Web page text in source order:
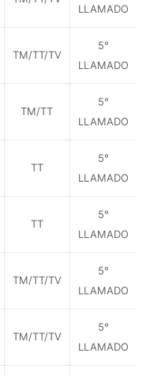
LLAMADO
TM/TT/TV
5°
LLAMADO
TM/TT
5°
LLAMADO
TT
5°
LLAMADO
TT
5°
LLAMADO
TM/TT/TV
5°
LLAMADO
TM/TT/TV
5°
LLAMADO